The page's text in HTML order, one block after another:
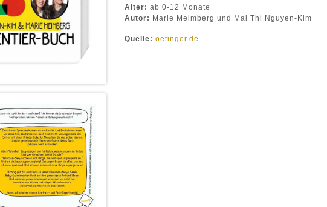
Alter: ab 0-12 Monate
Autor: Marie Meimberg und Mai Thi Nguyen-Kim
Quelle: oetinger.de